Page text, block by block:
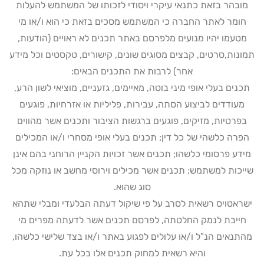
מובהר בזאת כתנאי עיקרי ויסודי לזכותו של המשתמש להעלות
חומר לאתר החברה כי המשתמש מסכים בזאת כי הוא ו/או מי
מטעמו יהיו מנועים מלפרסם באתר תכנים לא ראויים (הודעות,
תמונות,סרטים, קבצים מסוגים שונים, קישורים, טקסטים וכל מידע
אחר) לרבות את התכנים הבאים:
תכנים בעלי אופי מיני בוטה, מאיימים, גזעניים, מוציאי לשון הרע,
מעודדים לביצוע הסתה, עבירות, פליליות או אזרחיות, פוגעים
בפרטיות, מזיקים, פוגעים ברגשות הציבור ותכנים אשר מהווים
הפרה כלשהי של כל דין; תכנים בעלי אופי מסחרי ו/או המכילים
מידע פרסומי כלשהו; תכנים אשר זכויות הקניין הרוחני בהם אינן
שייכות למשתמש; תכנים אשר מכילים וירוסי מחשב או נוזקה מכל
סוג שהוא.
ישראטויס רשאית לסרב על פי שיקול דעתה הבלעדי ומבלי שתהא
חייבת לנמק החלטתה, לפרסם תכנים אשר לדעתה מפרים מי
מהתנאים הנ"ל ו/או עלולים לפגוע באתר ו/או בצד שלישי כלשהו,
והיא רשאית למחוק תכנים אלו בכל עת.